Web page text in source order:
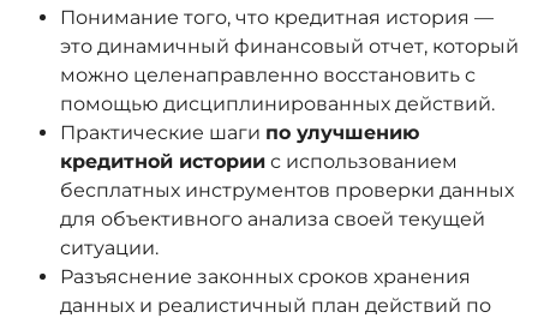
Понимание того, что кредитная история —
это динамичный финансовый отчет, который
можно целенаправленно восстановить с
помощью дисциплинированных действий.
Практические шаги по улучшению
кредитной истории с использованием
бесплатных инструментов проверки данных
для объективного анализа своей текущей
ситуации.
Разъяснение законных сроков хранения
данных и реалистичный план действий по